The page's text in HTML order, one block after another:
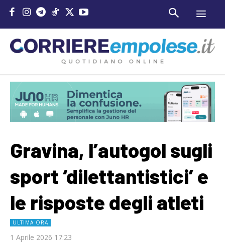
Gravina, l’autogol sugli
sport ‘dilettantistici’ e
le risposte degli atleti
ULTIMA ORA
1 Aprile 2026 17:23